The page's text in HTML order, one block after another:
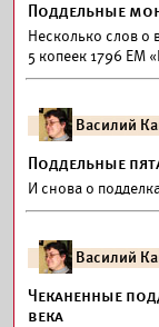
Поддельные
Несколько слов о
5 копеек 1796 ЕМ
Василий
Поддельные
И снова о
Василий
Чеканенные
века